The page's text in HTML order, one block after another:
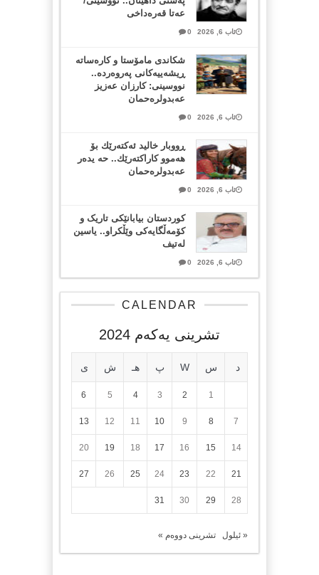
عەتا قەرەداخی
ئاب 6, 2026 0
شکاندی مامۆستا و کارەساتە
ڕیشەییەکانی پەروەردە..
نووسینی: کارزان عەزیز
عەبدولرەحمان
ئاب 6, 2026 0
ڕووبار خالید ئەكتەرێك بۆ
هەموو كاراكتەرێك.. حه یدەر
عەبدولرەحمان
ئاب 6, 2026 0
کوردستان بیابانێکی تاریک و
کۆمەڵگایەکی وێڵکراو.. یاسین
لەتیف
ئاب 6, 2026 0
CALENDAR
تشرینی یه‌كه‌م 2024
د س W پ هـ ش ی
1
2
3
4
5
6
7
8
9
10
11
12
13
14
15
16
17
18
19
20
21
22
23
24
25
26
27
28
29
30
31
« ئیلول تشرینی دووەم »